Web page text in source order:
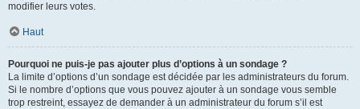
modifier leurs votes.
Haut
Pourquoi ne puis-je pas ajouter plus d’options à un sondage ?
La limite d’options d’un sondage est décidée par les administrateurs du forum.
Si le nombre d’options que vous pouvez ajouter à un sondage vous semble
trop restreint, essayez de demander à un administrateur du forum s’il est